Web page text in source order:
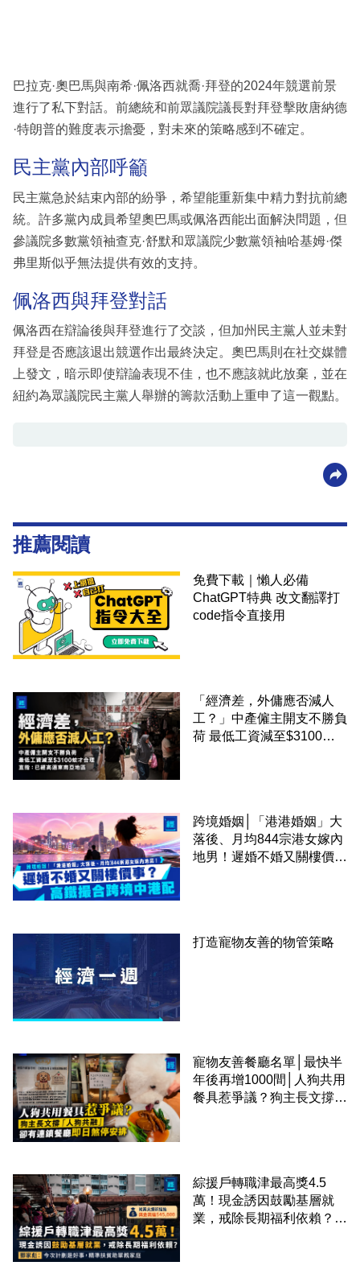
區
巴拉克·奧巴馬與南希·佩洛西就喬·拜登的2024年競選前景
進行了私下對話。前總統和前眾議院議長對拜登擊敗唐納德
·特朗普的難度表示擔憂，對未來的策略感到不確定。
民主黨內部呼籲
民主黨急於結束內部的紛爭，希望能重新集中精力對抗前總
統。許多黨內成員希望奧巴馬或佩洛西能出面解決問題，但
參議院多數黨領袖查克·舒默和眾議院少數黨領袖哈基姆·傑
弗里斯似乎無法提供有效的支持。
佩洛西與拜登對話
佩洛西在辯論後與拜登進行了交談，但加州民主黨人並未對
拜登是否應該退出競選作出最終決定。奧巴馬則在社交媒體
上發文，暗示即使辯論表現不佳，也不應該就此放棄，並在
紐約為眾議院民主黨人舉辦的籌款活動上重申了這一觀點。
推薦閱讀
免費下載｜懶人必備
ChatGPT特典 改文翻譯打
code指令直接用
「經濟差，外傭應否減人
工？」中產僱主開支不勝負
荷 最低工資減至$3100蚊
跨境婚姻│「港港婚姻」大
落後、月均844宗港女嫁內
地男！遲婚不婚又關樓價
打造寵物友善的物管策略
寵物友善餐廳名單│最快半
年後再增1000間│人狗共用
餐具惹爭議？狗主長文撐
綜援戶轉職津最高獎4.5
萬！現金誘因鼓勵基層就
業，戒除長期福利依賴？鄧